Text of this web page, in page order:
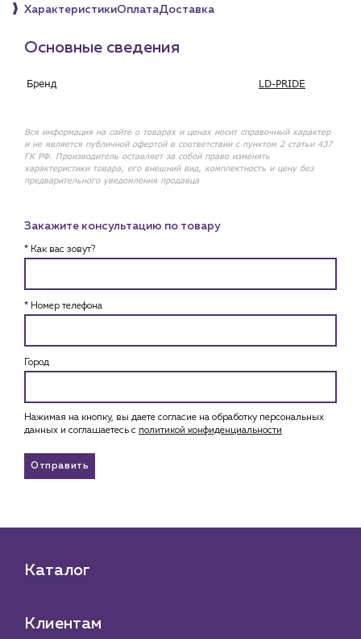
г. Краснодар, ул. Российская, 63
ХарактеристикиОплатаДоставка
Основные сведения
Бренд LD-PRIDE
Вся информация на сайте о товарах и ценах носит справочный характер
и не является публичной офертой в соответствии с пунктом 2 статьи 437
ГК РФ. Производитель оставляет за собой право изменять
характеристики товара, его внешний вид, комплектность и цену без
предварительного уведомления продавца
Закажите консультацию по товару
* Как вас зовут?
* Номер телефона
Город
Нажимая на кнопку, вы даете согласие на обработку персональных
данных и соглашаетесь c политикой конфиденциальности
Отправить
Каталог
Клиентам